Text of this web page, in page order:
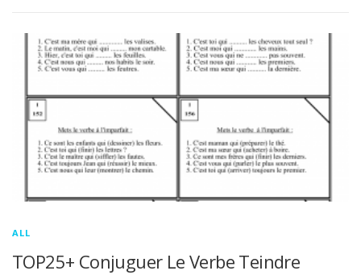
ALL
TOP25+ Conjuguer Le Verbe Teindre